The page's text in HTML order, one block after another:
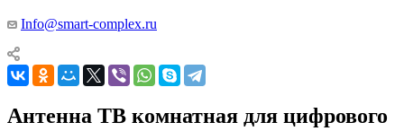
Info@smart-complex.ru
Антенна ТВ комнатная для цифрового